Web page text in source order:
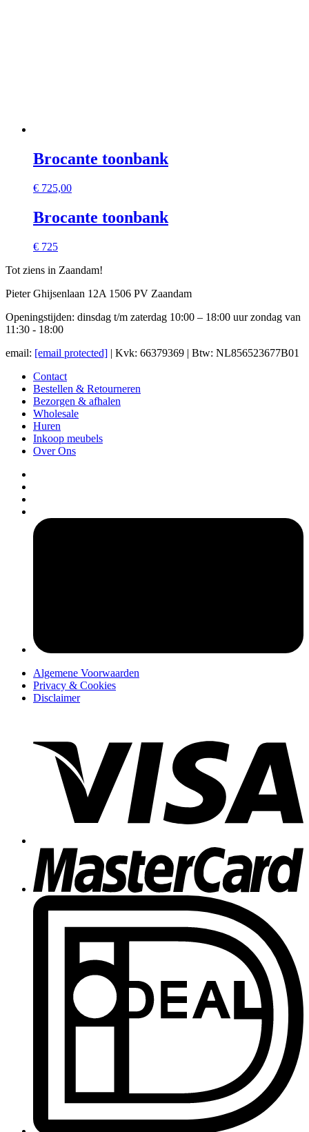
Brocante toonbank
€ 725,00
Brocante toonbank
€ 725
Tot ziens in Zaandam!
Pieter Ghijsenlaan 12A 1506 PV Zaandam
Openingstijden: dinsdag t/m zaterdag 10:00 – 18:00 uur zondag van
11:30 - 18:00
email: [email protected] | Kvk: 66379369 | Btw: NL856523677B01
Contact
Bestellen & Retourneren
Bezorgen & afhalen
Wholesale
Huren
Inkoop meubels
Over Ons
Algemene Voorwaarden
Privacy & Cookies
Disclaimer